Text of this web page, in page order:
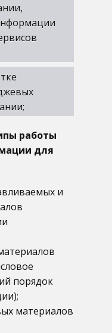
работы
для
и
порядок
материалов